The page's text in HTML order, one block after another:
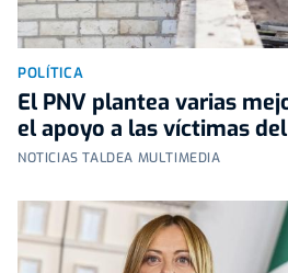
POLÍTICA
El PNV plantea varias
el apoyo a las víctimas
NOTICIAS TALDEA MULTIMEDIA